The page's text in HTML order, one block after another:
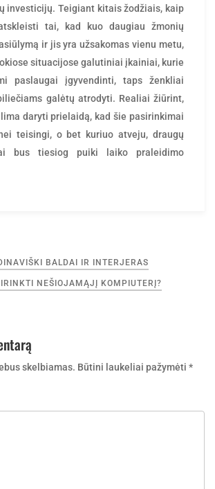
investicijų. Teigiant kitais žodžiais, kaip
tai, kad kuo daugiau žmonių
ir jis yra užsakomas vienu metu,
situacijose galutiniai įkainiai, kurie
paslaugai įgyvendinti, taps ženkliai
galėtų atrodyti. Realiai žiūrint,
daryti prielaidą, kad šie pasirinkimai
teisingi, o bet kuriuo atveju, draugų
bus tiesiog puiki laiko praleidimo
BALDAI IR INTERJERAS
NEŠIOJAMĄJĮ KOMPIUTERĮ?
skelbiamas. Būtini laukeliai pažymėti *